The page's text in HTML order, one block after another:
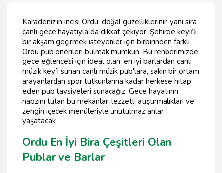
Karadeniz’in incisi Ordu, doğal güzelliklerinin yanı sıra
canlı gece hayatıyla da dikkat çekiyor. Şehirde keyifli
bir akşam geçirmek isteyenler için birbirinden farklı
Ordu pub önerileri bulmak mümkün. Bu rehberimizde,
gece eğlencesi için ideal olan, en iyi barlardan canlı
müzik keyfi sunan canlı müzik pub'lara, sakin bir ortam
arayanlardan spor tutkunlarına kadar herkese hitap
eden pub tavsiyeleri sunacağız. Gece hayatının
nabzını tutan bu mekanlar, lezzetli atıştırmalıkları ve
zengin içecek menüleriyle unutulmaz anlar
yaşatacak.
Ordu En İyi Bira Çeşitleri Olan
Publar ve Barlar